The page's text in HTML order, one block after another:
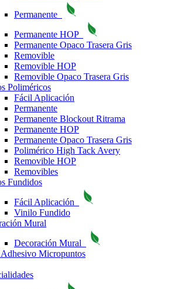
Permanente
Permanente HOP
Permanente Opaco Trasera Gris
Removible
Removible HOP
Removible Opaco Trasera Gris
Poliméricos
Fácil Aplicación
Permanente
Permanente Blockout Ritrama
Permanente HOP
Permanente Opaco Trasera Gris
Polimérico High Tack Avery
Removible HOP
Removibles
Fundidos
Fácil Aplicación
Vinilo Fundido
Mural
Decoración Mural
Micropuntos